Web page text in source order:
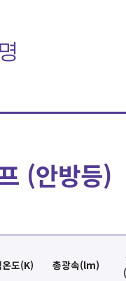
(안방등)
도(K) 총광속(lm)